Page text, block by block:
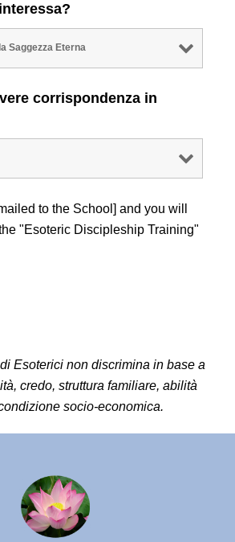
corrispondenza in
to the School] and you will
"Esoteric Discipleship Training"
Esoterici non discrimina in base a
credo, struttura familiare, abilità
socio-economica.